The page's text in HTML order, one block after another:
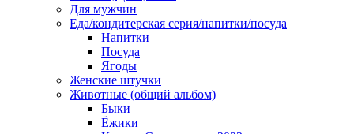
Для мужчин
Еда/кондитерская серия/напитки/посуда
Напитки
Посуда
Ягоды
Женские штучки
Животные (общий альбом)
Быки
Ёжики